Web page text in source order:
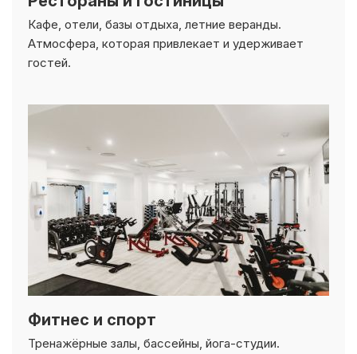
Кафе, отели, базы отдыха, летние веранды.
Атмосфера, которая привлекает и удерживает
гостей.
Тренажёрные залы, бассейны, йога-студии.
Безопасные покрытия и тотальный климат-